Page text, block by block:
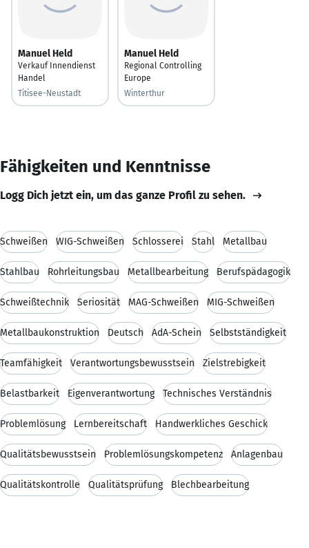
Manuel Held
Verkauf Innendienst
Handel
Titisee-Neustadt
Manuel Held
Regional Controlling
Europe
Winterthur
Fähigkeiten und Kenntnisse
Logg Dich jetzt ein, um das ganze Profil zu sehen.
Schweißen WIG-Schweißen Schlosserei Stahl Metallbau
Stahlbau Rohrleitungsbau Metallbearbeitung Berufspädagogik
Schweißtechnik Seriosität MAG-Schweißen MIG-Schweißen
Metallbaukonstruktion Deutsch AdA-Schein Selbstständigkeit
Teamfähigkeit Verantwortungsbewusstsein Zielstrebigkeit
Belastbarkeit Eigenverantwortung Technisches Verständnis
Problemlösung Lernbereitschaft Handwerkliches Geschick
Qualitätsbewusstsein Problemlösungskompetenz Anlagenbau
Qualitätskontrolle Qualitätsprüfung Blechbearbeitung